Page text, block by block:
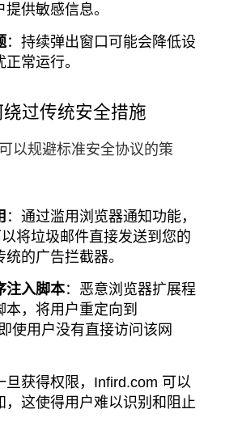
供敏感信息。
：持续弹出窗口可能会降低设
常运行。
过传统安全措施
以规避标准安全协议的策
：通过滥用浏览器通知功能，
将垃圾邮件直接发送到您的
的广告拦截器。
注入脚本：恶意浏览器扩展程
本，将用户重定向到
使用户没有直接访问该网
旦获得权限，Infird.com 可以
，这使得用户难以识别和阻止